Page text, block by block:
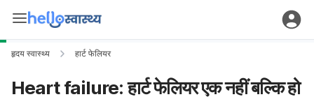
हृदय स्वास्थ्य हार्ट फेलियर
Heart failure: हार्ट फेलियर एक नहीं बल्कि हो